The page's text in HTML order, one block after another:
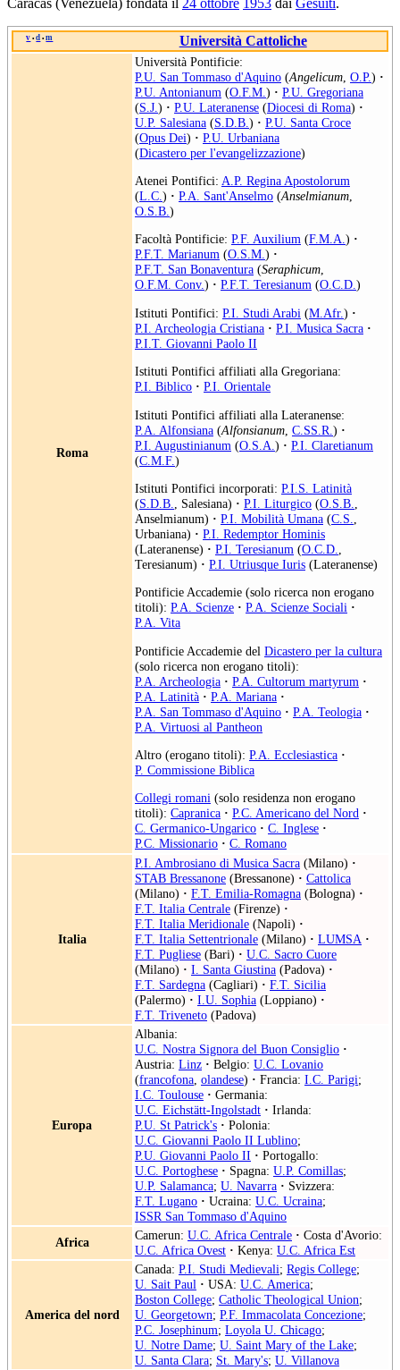
v • d • m Università Cattoliche
Roma
Università Pontificie:
P.U. San Tommaso d'Aquino (Angelicum O.P.) ·
P.U. Antonianum (O.F.M. ) · P.U. Gregoriana
(S.J. ) · P.U. Lateranense (Diocesi di Roma) ·
U.P. Salesiana (S.D.B. ) · P.U. Santa Croce
(Opus Dei) · P.U. Urbaniana
(Dicastero per l'evangelizzazione)
Atenei Pontifici: A.P. Regina Apostolorum
(L.C. ) · P.A. Sant'Anselmo (Anselmianum
O.S.B. )
Facoltà Pontificie: P.F. Auxilium (F.M.A.) ·
P.F.T. Marianum (O.S.M.) ·
P.F.T. San Bonaventura (Seraphicum,
O.F.M. Conv.) · P.F.T. Teresianum (O.C.D.)
Istituti Pontifici: P.I. Studi Arabi (M.Afr.) ·
P.I. Archeologia Cristiana · P.I. Musica Sacra ·
P.I.T. Giovanni Paolo II
Istituti Pontifici affiliati alla Gregoriana:
P.I. Biblico · P.I. Orientale
Istituti Pontifici affiliati alla Lateranense:
P.A. Alfonsiana (Alfonsianum C.SS.R. ) ·
P.I. Augustinianum (O.S.A. ) · P.I. Claretianum
(C.M.F.)
Istituti Pontifici incorporati: P.I.S. Latinità
(S.D.B. , Salesiana) · P.I. Liturgico (O.S.B.
Anselmianum) · P.I. Mobilità Umana (C.S.
Urbaniana) · P.I. Redemptor Hominis
(Lateranense) · P.I. Teresianum (O.C.D.
Teresianum) · P.I. Utriusque Iuris (Lateranense)
Pontificie Accademie (solo ricerca non erogano
titoli): P.A. Scienze · P.A. Scienze Sociali ·
P.A. Vita
Pontificie Accademie del Dicastero per la cultura
(solo ricerca non erogano titoli):
P.A. Archeologia · P.A. Cultorum martyrum ·
P.A. Latinità · P.A. Mariana ·
P.A. San Tommaso d'Aquino · P.A. Teologia ·
P.A. Virtuosi al Pantheon
Altro (erogano titoli): P.A. Ecclesiastica ·
P. Commissione Biblica
Collegi romani (solo residenza non erogano
titoli): Capranica · P.C. Americano del Nord ·
C. Germanico-Ungarico · C. Inglese ·
P.C. Missionario · C. Romano
Italia
P.I. Ambrosiano di Musica Sacra (Milano) ·
STAB Bressanone (Bressanone) · Cattolica
(Milano) · F.T. Emilia-Romagna (Bologna) ·
F.T. Italia Centrale (Firenze) ·
F.T. Italia Meridionale (Napoli) ·
F.T. Italia Settentrionale (Milano) · LUMSA ·
F.T. Pugliese (Bari) · U.C. Sacro Cuore
(Milano) · I. Santa Giustina (Padova) ·
F.T. Sardegna (Cagliari) · F.T. Sicilia
(Palermo) · I.U. Sophia (Loppiano) ·
F.T. Triveneto (Padova)
Europa
Albania:
U.C. Nostra Signora del Buon Consiglio ·
Austria: Linz · Belgio: U.C. Lovanio
(francofona olandese) · Francia: I.C. Parigi;
I.C. Toulouse · Germania:
U.C. Eichstätt-Ingolstadt · Irlanda:
P.U. St Patrick's · Polonia:
U.C. Giovanni Paolo II Lublino;
P.U. Giovanni Paolo II · Portogallo:
U.C. Portoghese · Spagna: U.P. Comillas;
U.P. Salamanca; U. Navarra · Svizzera:
F.T. Lugano · Ucraina: U.C. Ucraina;
ISSR San Tommaso d'Aquino
Africa
Camerun: U.C. Africa Centrale · Costa d'Avorio:
U.C. Africa Ovest · Kenya: U.C. Africa Est
America del nord
Canada: P.I. Studi Medievali; Regis College;
U. Sait Paul · USA: U.C. America;
Boston College; Catholic Theological Union;
U. Georgetown; P.F. Immacolata Concezione;
P.C. Josephinum; Loyola U. Chicago;
U. Notre Dame; U. Saint Mary of the Lake;
U. Santa Clara; St. Mary's; U. Villanova